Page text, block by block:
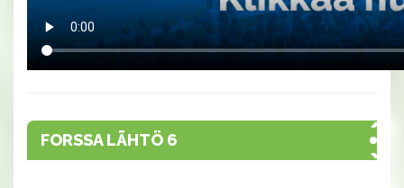
FORSSA LÄHTÖ 6